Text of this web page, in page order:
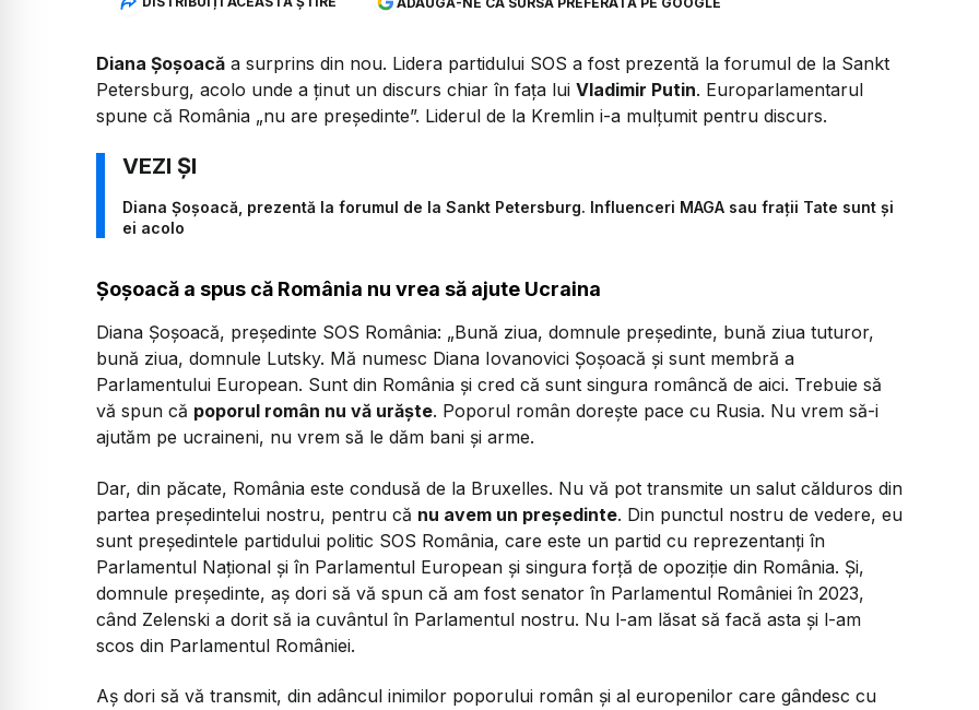
Diana Șoșoacă a surprins din nou. Lidera partidului SOS a fost prezentă la forumul de la Sankt
Petersburg, acolo unde a ținut un discurs chiar în fața lui Vladimir Putin. Europarlamentarul
spune că România „nu are președinte”. Liderul de la Kremlin i-a mulțumit pentru discurs.
Diana Șoșoacă, prezentă la forumul de la Sankt Petersburg. Influenceri MAGA sau frații Tate sunt și
ei acolo
Șoșoacă a spus că România nu vrea să ajute Ucraina
Diana Șoșoacă, președinte SOS România: „Bună ziua, domnule președinte, bună ziua tuturor,
bună ziua, domnule Lutsky. Mă numesc Diana Iovanovici Șoșoacă și sunt membră a
Parlamentului European. Sunt din România și cred că sunt singura româncă de aici. Trebuie să
vă spun că poporul român nu vă urăște. Poporul român dorește pace cu Rusia. Nu vrem să-i
ajutăm pe ucraineni, nu vrem să le dăm bani și arme.
Dar, din păcate, România este condusă de la Bruxelles. Nu vă pot transmite un salut călduros din
partea președintelui nostru, pentru că nu avem un președinte. Din punctul nostru de vedere, eu
sunt președintele partidului politic SOS România, care este un partid cu reprezentanți în
Parlamentul Național și în Parlamentul European și singura forță de opoziție din România. Și,
domnule președinte, aș dori să vă spun că am fost senator în Parlamentul României în 2023,
când Zelenski a dorit să ia cuvântul în Parlamentul nostru. Nu l-am lăsat să facă asta și l-am
scos din Parlamentul României.
Aș dori să vă transmit, din adâncul inimilor poporului român și al europenilor care gândesc cu